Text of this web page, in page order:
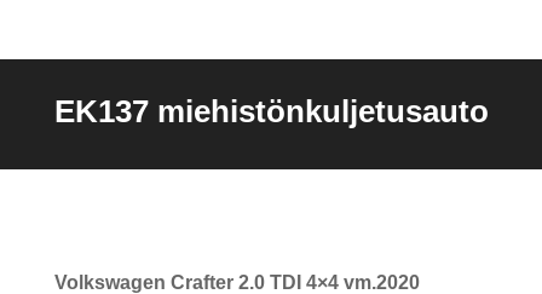
EK137 miehistönkuljetusauto
Volkswagen Crafter 2.0 TDI 4×4 vm.2020